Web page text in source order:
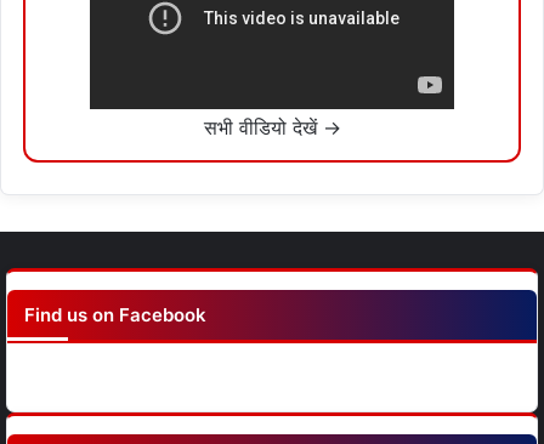
सभी वीडियो देखें →
Find us on Facebook